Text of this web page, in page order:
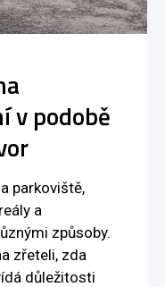
v podobě
parkoviště,
a
způsoby.
zřeteli, zda
důležitosti